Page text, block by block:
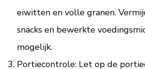
eiwitten en volle granen.
snacks en bewerkte
mogelijk.
Portiecontrole: Let op de